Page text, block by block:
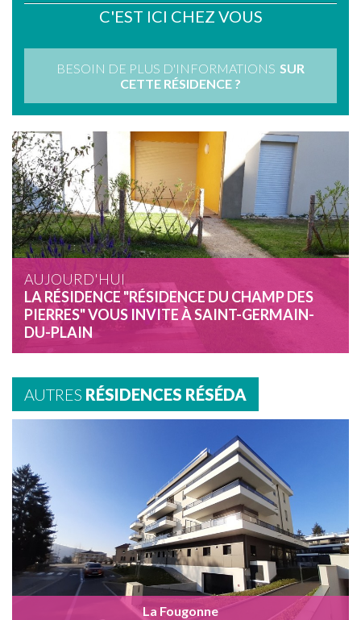
C'EST ICI CHEZ VOUS
BESOIN DE PLUS D'INFORMATIONS SUR
CETTE RÉSIDENCE ?
AUJOURD'HUI
LA RÉSIDENCE "RÉSIDENCE DU CHAMP DES
PIERRES" VOUS INVITE À SAINT-GERMAIN-
DU-PLAIN
AUTRES RÉSIDENCES RÉSÉDA
La Fougonne